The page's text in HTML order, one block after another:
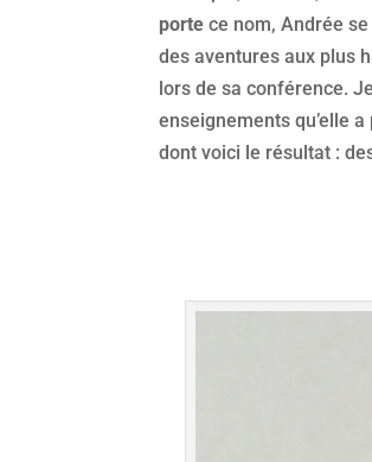
porte ce nom, Andrée
des aventures aux plus
lors de sa conférence.
enseignements qu’elle a
dont voici le résultat :